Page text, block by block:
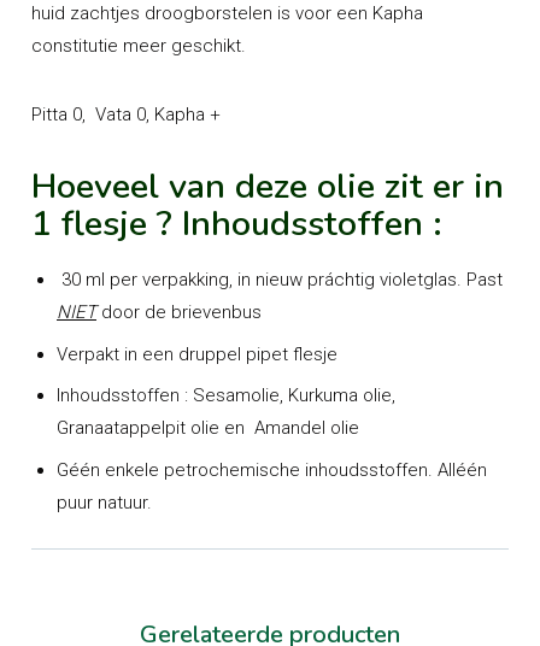
huid zachtjes droogborstelen is voor een Kapha
constitutie meer geschikt.
Pitta 0, Vata 0, Kapha +
Hoeveel van deze olie zit er in
1 flesje ? Inhoudsstoffen :
30 ml per verpakking, in nieuw práchtig violetglas. Past
NIETdoor de brievenbus
Verpakt in een druppel pipet flesje
Inhoudsstoffen : Sesamolie, Kurkuma olie,
Granaatappelpit olie en Amandel olie
Géén enkele petrochemische inhoudsstoffen. Alléén
puur natuur.
Gerelateerde producten